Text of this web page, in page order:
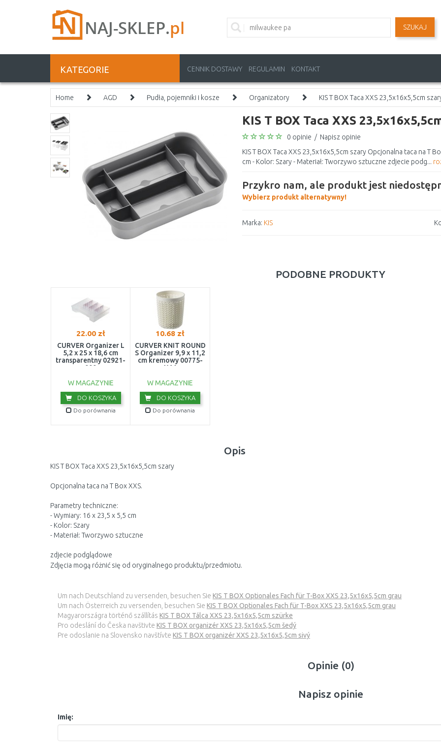
SZUKAJ
KATEGORIE CENNIK DOSTAWY REGULAMIN KONTAKT
Home AGD Pudła, pojemniki i kosze Organizatory KIS T BOX Taca XXS 23,5x16x5,5cm
KIS T BOX Taca XXS
0 opinie / Napisz opinie
KIS T BOX Taca XXS 23,5x16x5,5cm szary Opcjonalna taca na T
cm - Kolor: Szary - Materiał: Tworzywo sztuczne zdjecie podg...
Przykro nam, ale produkt jest
Wybierz produkt alternatywny!
Marka: KIS
PODOBNE PRODUKTY
22.00 zł
CURVER Organizer L
5,2 x 25 x 18,6 cm
transparentny 02921-
000
W MAGAZYNIE
DO KOSZYKA
Do porównania
10.68 zł
CURVER KNIT ROUND
S Organizer 9,9 x 11,2
cm kremowy 00775-
X64
W MAGAZYNIE
DO KOSZYKA
Do porównania
Opis
KIS T BOX Taca XXS 23,5x16x5,5cm szary
Opcjonalna taca na T Box XXS.
Parametry techniczne:
- Wymiary: 16 x 23,5 x 5,5 cm
- Kolor: Szary
- Materiał: Tworzywo sztuczne
zdjecie podglądowe
Zdjęcia mogą różnić się od oryginalnego produktu/przedmiotu.
Um nach Deutschland zu versenden, besuchen Sie KIS T BOX Optionales Fach für T-Box XXS 23,5x16x5,5cm grau
Um nach Österreich zu versenden, besuchen Sie KIS T BOX Optionales Fach für T-Box XXS 23,5x16x5,5cm grau
Magyarországra történő szállítás KIS T BOX Tálca XXS 23,5x16x5,5cm szürke
Pro odeslání do Česka navštivte KIS T BOX organizér XXS 23,5x16x5,5cm šedý
Pre odoslanie na Slovensko navštívte KIS T BOX organizér XXS 23,5x16x5,5cm sivý
Opinie (0)
Napisz opinie
Imię: